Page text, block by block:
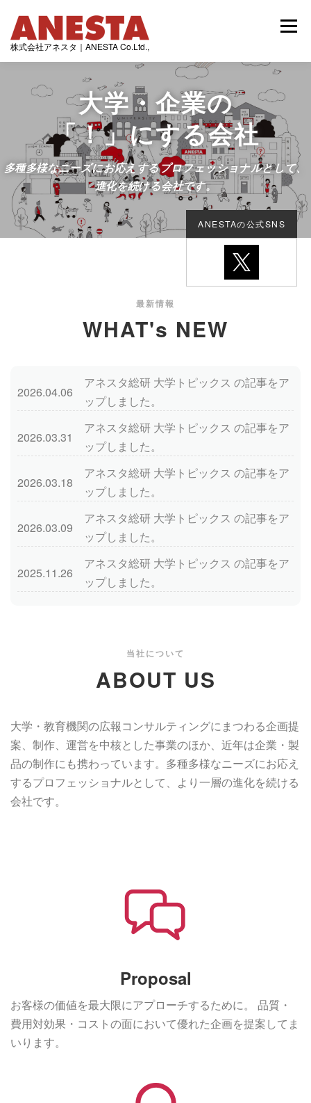
ツ
株式会社アネスタ｜ANESTA Co.Ltd.,
メニュー
トップページ 最新情報 アネスタの発行誌
制作実績 会社情報
大学・企業の
「！」にする会社
多種多様なニーズにお応えするプロフェッショナルとして、
進化を続ける会社です。
ANESTAの公式SNS
最新情報
WHAT's NEW
2026.04.06
アネスタ総研 大学トピックス の記事をア
ップしました。
2026.03.31
アネスタ総研 大学トピックス の記事をア
ップしました。
2026.03.18
アネスタ総研 大学トピックス の記事をア
ップしました。
2026.03.09
アネスタ総研 大学トピックス の記事をア
ップしました。
2025.11.26
アネスタ総研 大学トピックス の記事をア
ップしました。
当社について
ABOUT US
大学・教育機関の広報コンサルティングにまつわる企画提
案、制作、運営を中核とした事業のほか、近年は企業・製
品の制作にも携わっています。 多種多様なニーズにお応え
するプロフェッショナルとして、より一層の進化を続ける
会社です。
Proposal
お客様の価値を最大限にアプローチするために。
品質・
費用対効果・コストの面において優れた企画を提案してま
いります。